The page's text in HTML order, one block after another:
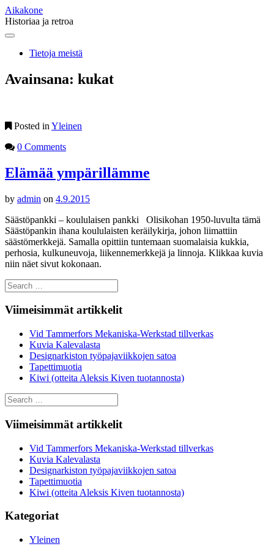
Aikakone
Historiaa ja retroa
Main
Skip
contentTietoja meistä
Avainsana: kukat
Posted in Yleinen
0 Comments
Elämää ympärillämme
by admin on 4.9.2015
Säästöpankki – koululaisen pankki Olisikohan 1950-luvulta tämä
Säästöpankin ihana koululaisten keräilykirja, johon liimattiin
säästömerkkejä. Samalla opittiin tuntemaan suomalaisia kukkia,
perhosia, kulkuneuvoja, liikennemerkkejä ja linnoja. Klikkaa kuvia
niin näet sivut kokonaan.
Search
for:
Viimeisimmät artikkelit
Vid Tammerfors Mekaniska-Werkstad tillverkas
Kuvia Kalevalasta
Designarkiston työpajaviikkojen satoa
Tapettimuotia
Kiwi (otteita Aleksis Kiven tuotannosta)
Search
for:
Viimeisimmät artikkelit
Vid Tammerfors Mekaniska-Werkstad tillverkas
Kuvia Kalevalasta
Designarkiston työpajaviikkojen satoa
Tapettimuotia
Kiwi (otteita Aleksis Kiven tuotannosta)
Kategoriat
Yleinen